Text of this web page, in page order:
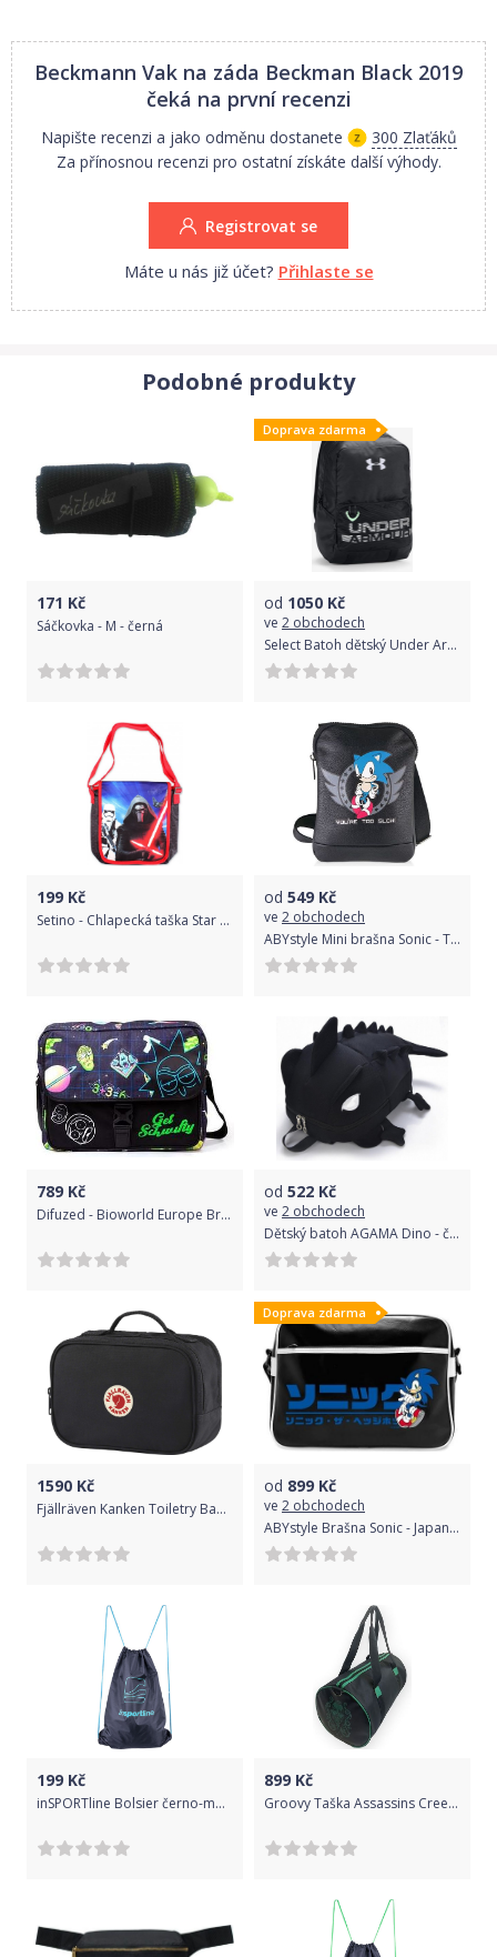
Beckmann Vak na záda Beckman Black 2019
čeká na první recenzi
Napište recenzi a jako odměnu dostanete
300 Zlaťáků
Za přínosnou recenzi pro ostatní získáte další výhody.
Registrovat se
Máte u nás již účet? Přihlaste se
Podobné produkty
171 Kč
Sáčkovka - M - černá
Doprava zdarma
od 1050 Kč
ve 2 obchodech
Select Batoh dětský Under Armour | Černá | Chlapecké | UNI
199 Kč
Setino - Chlapecká taška Star Wars - velká
od 549 Kč
ve 2 obchodech
ABYstyle Mini brašna Sonic - Too slow, barva černá
789 Kč
Difuzed - Bioworld Europe Brašna Rick and Morty - Space, barva černá
od 522 Kč
ve 2 obchodech
Dětský batoh AGAMA Dino - černý
1590 Kč
Fjällräven Kanken Toiletry Bag - black uni
Doprava zdarma
od 899 Kč
ve 2 obchodech
ABYstyle Brašna Sonic - Japanese Logo, barva černá
199 Kč
inSPORTline Bolsier černo-modrá
899 Kč
Groovy Taška Assassins Creed Valhalla - Eivor, barva černá